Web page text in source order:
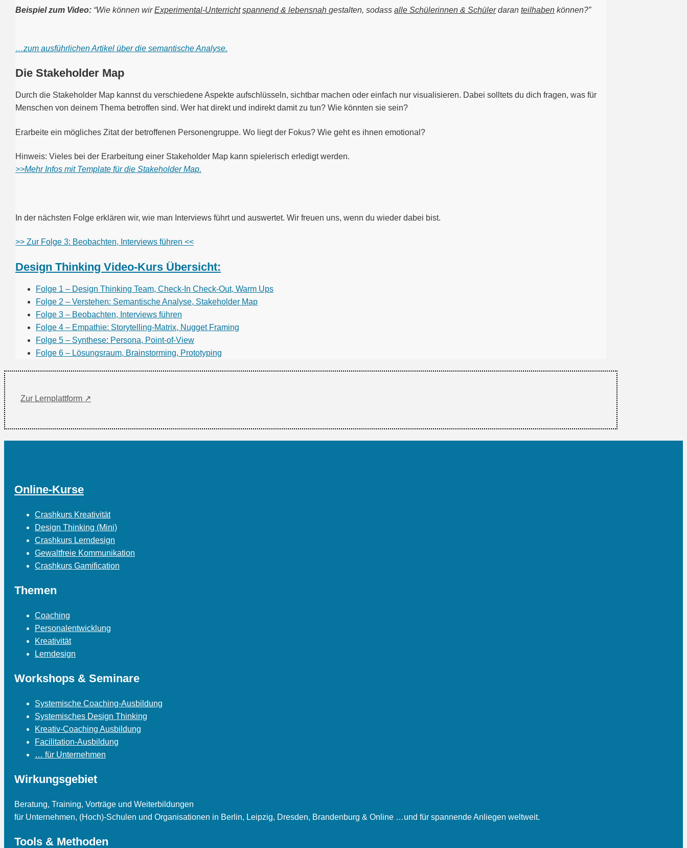
Beispiel zum Video: “Wie können wirExperimental-Unterricht spannend & lebensnah gestalten, sodass alle Schülerinnen & Schülerdaran teilhaben können?”
…zum ausführlichen Artikel über die semantische Analyse.
Die Stakeholder Map
Durch die Stakeholder Map kannst du verschiedene Aspekte aufschlüsseln, sichtbar machen oder einfach nur visualisieren. Dabei solltets du dich fragen, was für
Menschen von deinem Thema betroffen sind. Wer hat direkt und indirekt damit zu tun? Wie könnten sie sein?
Erarbeite ein mögliches Zitat der betroffenen Personengruppe. Wo liegt der Fokus? Wie geht es ihnen emotional?
Hinweis: Vieles bei der Erarbeitung einer Stakeholder Map kann spielerisch erledigt werden.
>>Mehr Infos mit Template für die Stakeholder Map.
In der nächsten Folge erklären wir, wie man Interviews führt und auswertet. Wir freuen uns, wenn du wieder dabei bist.
>> Zur Folge 3: Beobachten, Interviews führen <<
Design Thinking Video-Kurs Übersicht:
Folge 1 – Design Thinking Team, Check-In Check-Out, Warm Ups
Folge 2 – Verstehen: Semantische Analyse, Stakeholder Map
Folge 3 – Beobachten, Interviews führen
Folge 4 – Empathie: Storytelling-Matrix, Nugget Framing
Folge 5 – Synthese: Persona, Point-of-View
Folge 6 – Lösungsraum, Brainstorming, Prototyping
Zur Lernplattform ↗
Online-Kurse
Crashkurs Kreativität
Design Thinking (Mini)
Crashkurs Lerndesign
Gewaltfreie Kommunikation
Crashkurs Gamification
Themen
Coaching
Personalentwicklung
Kreativität
Lerndesign
Workshops & Seminare
Systemische Coaching-Ausbildung
Systemisches Design Thinking
Kreativ-Coaching Ausbildung
Facilitation-Ausbildung
… für Unternehmen
Wirkungsgebiet
Beratung, Training, Vorträge und Weiterbildungen
für Unternehmen, (Hoch)-Schulen und Organisationen in Berlin, Leipzig, Dresden, Brandenburg & Online …und für spannende Anliegen weltweit.
Tools & Methoden